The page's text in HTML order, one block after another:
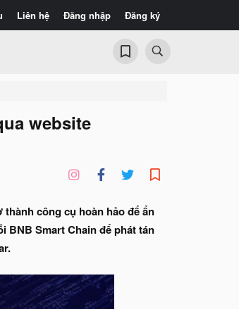
Liên hệ Đăng nhập Đăng ký
website
công cụ hoàn hảo để ẩn
BNB Smart Chain để phát tán